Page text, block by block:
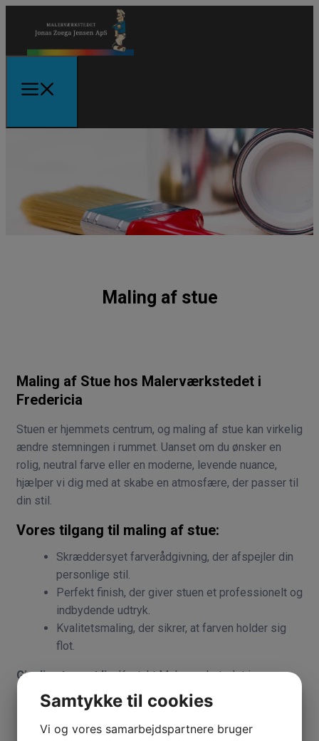
Maling af stue
Maling af Stue hos Malerværkstedet i
Fredericia
Stuen er hjemmets centrum, og maling af stue kan virkelig
ændre stemningen i rummet. Uanset om du ønsker en
rolig, neutral farve eller en moderne, levende nuance,
hjælper vi dig med at skabe en atmosfære, der passer til
din stil.
Vores tilgang til maling af stue:
Skræddersyet farverådgivning, der afspejler din
personlige stil.
Perfekt finish, der giver stuen et professionelt og
indbydende udtryk.
Kvalitetsmaling, der sikrer, at farven holder sig
flot.
Giv din stue nyt liv.Kontakt Malerværkstedet i
Fredericia for et tilbud på maling af din stue.
Samtykke til cookies
Vi og vores samarbejdspartnere bruger